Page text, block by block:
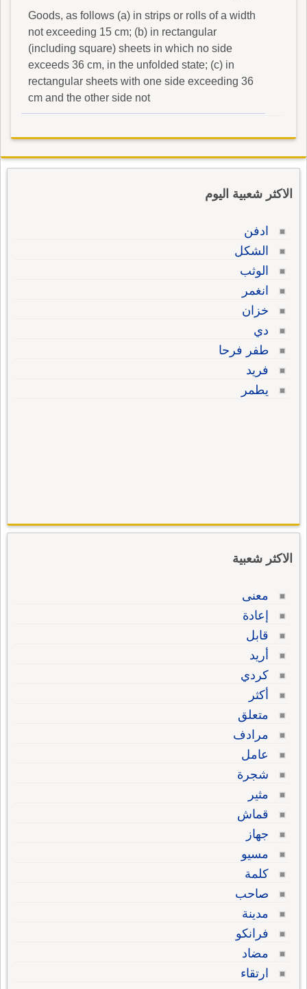
Goods, as follows (a) in strips or rolls of a width
not exceeding 15 cm; (b) in rectangular
(including square) sheets in which no side
exceeds 36 cm, in the unfolded state; (c) in
rectangular sheets with one side exceeding 36
cm and the other side not
الاكثر شعبية اليوم
ادفن
الشكل
الوثب
انغمر
خزان
دي
طفر فرحا
فريد
يطمر
الاكثر شعبية
معنى
إعادة
قابل
أريد
كردي
أكثر
متعلق
مرادف
عامل
شجرة
مثير
قماش
جهاز
مسيو
كلمة
صاحب
مدينة
فرانكو
مضاد
ارتقاء